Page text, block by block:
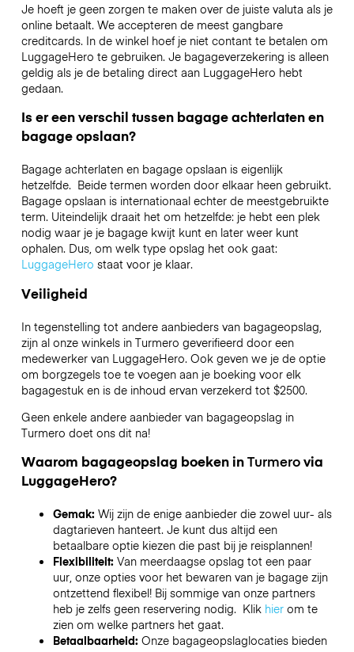
Je hoeft je geen zorgen te maken over de juiste valuta als je
online betaalt. We accepteren de meest gangbare
creditcards. In de winkel hoef je niet contant te betalen om
LuggageHero te gebruiken. Je bagageverzekering is alleen
geldig als je de betaling direct aan LuggageHero hebt
gedaan.
Is er een verschil tussen bagage achterlaten en
bagage opslaan?
Bagage achterlaten en bagage opslaan is eigenlijk
hetzelfde. Beide termen worden door elkaar heen gebruikt.
Bagage opslaan is internationaal echter de meestgebruikte
term. Uiteindelijk draait het om hetzelfde: je hebt een plek
nodig waar je je bagage kwijt kunt en later weer kunt
ophalen. Dus, om welk type opslag het ook gaat:
LuggageHero staat voor je klaar.
Veiligheid
In tegenstelling tot andere aanbieders van bagageopslag,
zijn al onze winkels in Turmero geverifieerd door een
medewerker van LuggageHero. Ook geven we je de optie
om borgzegels toe te voegen aan je boeking voor elk
bagagestuk en is de inhoud ervan verzekerd tot $2500.
Geen enkele andere aanbieder van bagageopslag in
Turmero doet ons dit na!
Waarom bagageopslag boeken inTurmerovia
LuggageHero?
Gemak: Wij zijn de enige aanbieder die zowel uur- als
dagtarieven hanteert. Je kunt dus altijd een
betaalbare optie kiezen die past bij je reisplannen!
Flexibiliteit: Van meerdaagse opslag tot een paar
uur, onze opties voor het bewaren van je bagage zijn
ontzettend flexibel! Bij sommige van onze partners
heb je zelfs geen reservering nodig. Klik hierom te
zien om welke partners het gaat.
Betaalbaarheid: Onze bagageopslaglocaties bieden